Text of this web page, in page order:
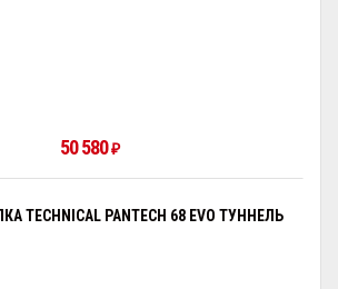
50 580₽
TECHNICAL PANTECH 68 EVO ТУННЕЛЬ